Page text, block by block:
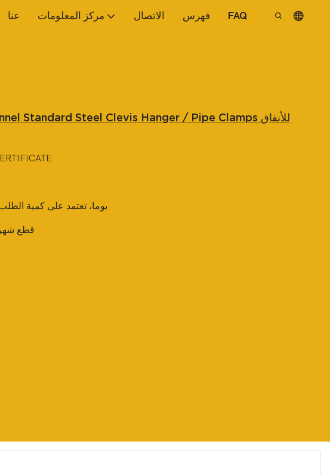
عنا مركز المعلومات الاتصال فهرس FAQ
UL القياسية Unistrut Channel Standard Steel Clevis Hanger / Pipe Clamps للأنفاق
30 يوما، تعتمد على كمية
500000 قطع